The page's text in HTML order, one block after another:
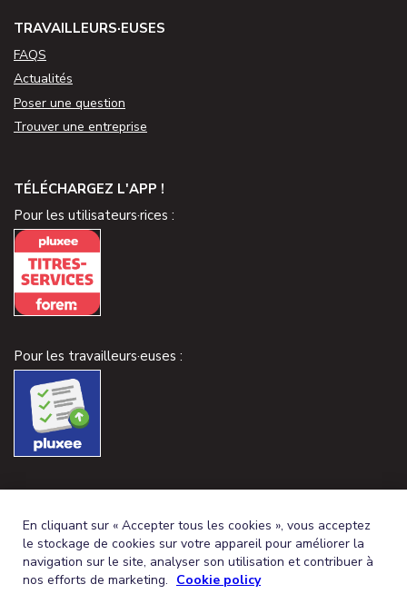
TRAVAILLEURS·EUSES
FAQS
Actualités
Poser une question
Trouver une entreprise
TÉLÉCHARGEZ L'APP !
Pour les utilisateurs·rices :
Pour les travailleurs·euses :
En cliquant sur « Accepter tous les cookies », vous acceptez
le stockage de cookies sur votre appareil pour améliorer la
navigation sur le site, analyser son utilisation et contribuer à
nos efforts de marketing. Cookie policy